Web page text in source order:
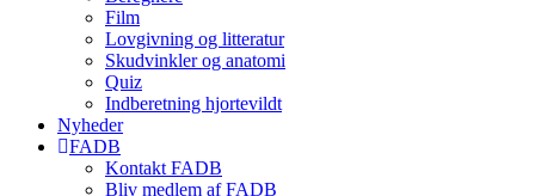
Film
Lovgivning og litteratur
Skudvinkler og anatomi
Quiz
Indberetning hjortevildt
Nyheder
FADB
Kontakt FADB
Bliv medlem af FADB